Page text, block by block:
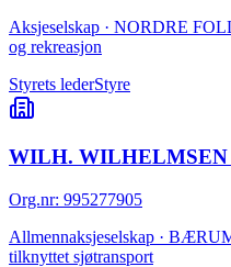
Aksjeselskap · NORDRE
og rekreasjon
Styrets lederStyre
WILH.
Org.nr: 995277905
Allmennaksjeselskap ·
tilknyttet sjøtransport